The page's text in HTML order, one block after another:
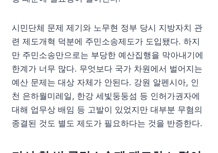
시민단체 문제 제기와 노무현 정부 당시 지방자치 관
련 제도개혁 덕분에 주민소송제도가 도입됐다. 하지
만 주민소송만으로는 부당한 예산집행을 막아내기에
한계가 너무 많다. 무엇보다 국가 차원에서 벌어지는
예산 문제는 대상 자체가 안된다. 강원 알펜시아, 인
천 은하월미레일, 한강 세빛둥둥섬 등 인허가권자에
대해 업무상 배임 등 고발이 있었지만 대부분 무혐의
종결된 것도 별도 제도가 필요하다는 것을 반증한다.